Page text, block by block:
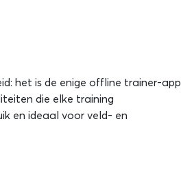
het is de enige offline trainer-app
die elke training
en ideaal voor veld- en